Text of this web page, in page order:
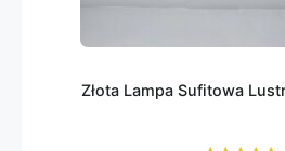
Złota Lampa Sufitowa